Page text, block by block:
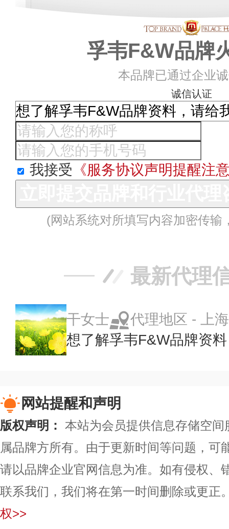
孚韦F&W品牌
本品牌已通过企业
诚信认证
我接受 《服务协议声明提醒注
(网站系统对所填写内容加密传输
最新代理
干女士
代理地区 - 上
想了解孚韦F&W品牌资
网站提醒和声明
版权声明： 本站为会员提供信息存储空
属品牌方所有。由于更新时间等问题，可
请以品牌企业官网信息为准。如有侵权、
联系我们，我们将在第一时间删除或更正
权>>